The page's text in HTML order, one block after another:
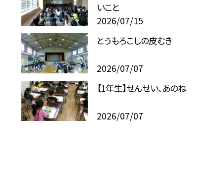
いこと
2026/07/15
とうもろこしの皮むき
2026/07/07
【1年生】せんせい、あのね
2026/07/07